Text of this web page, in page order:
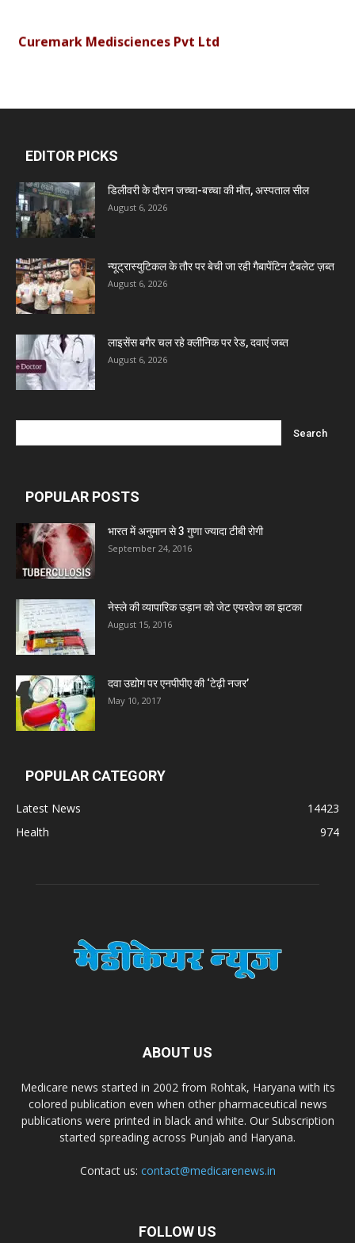
Curemark Medisciences Pvt Ltd
Invision Pharma Limited
Ben Pharmaceuticals
Marxx Pharma
Mcneil & Argus Pharmaceuticals Limited
Nitin Lifesciences Ltd.
Admac Group Companies
Deep Shree Pharmaceuticals
Zumentes Healthcare
Digital Vision
Sat Jinda Kalyana Pharmacy
Carewell Ayurveda
A.S. Pharmaceuticals
Domagk Smith Labs Pvt Ltd
Diya Healthcare Private Limited
Divine Savior Pvt Ltd
EDITOR PICKS
डिलीवरी के दौरान जच्चा-बच्चा की मौत, अस्पताल सील
August 6, 2026
न्यूट्रास्युटिकल के तौर पर बेची जा रही गैबापेंटिन टैबलेट ज़ब्त
August 6, 2026
लाइसेंस बगैर चल रहे क्लीनिक पर रेड, दवाएं जब्त
August 6, 2026
POPULAR POSTS
भारत में अनुमान से 3 गुणा ज्यादा टीबी रोगी
September 24, 2016
नेस्ले की व्यापारिक उड़ान को जेट एयरवेज का झटका
August 15, 2016
दवा उद्योग पर एनपीपीए की ‘टेढ़ी नजर’
May 10, 2017
POPULAR CATEGORY
Latest News
14423
Health
974
ABOUT US
Medicare news started in 2002 from Rohtak, Haryana with its
colored publication even when other pharmaceutical news
publications were printed in black and white. Our Subscription
started spreading across Punjab and Haryana.
Contact us: contact@medicarenews.in
FOLLOW US